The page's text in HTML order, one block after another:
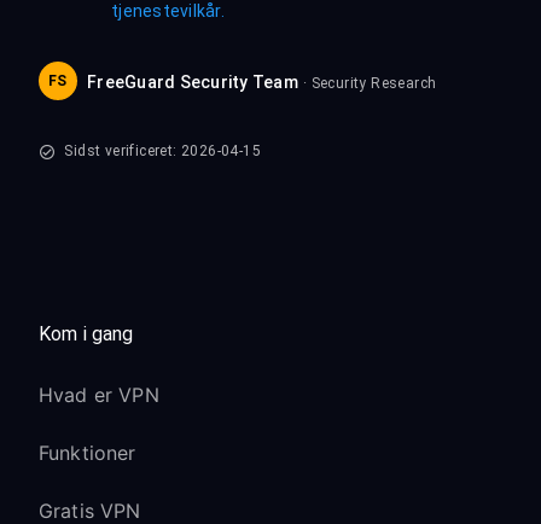
tjenestevilkår.
FS FreeGuard Security Team · Security Research
Sidst verificeret: 2026-04-15
Kom i gang
Hvad er VPN
Funktioner
Gratis VPN